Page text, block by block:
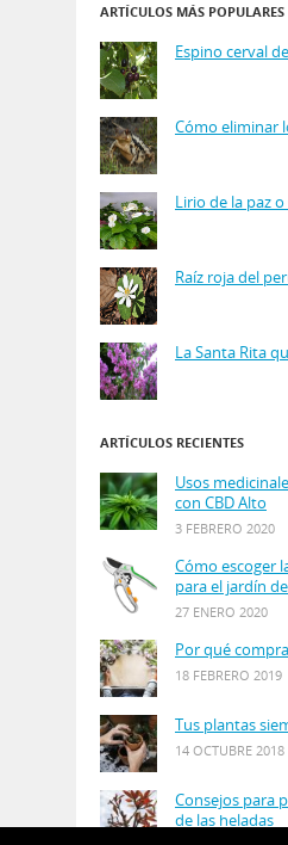
ARTÍCULOS MÁS POPULARES
Espino cerval
Cómo eliminar
Lirio de la paz
Raíz roja del
La Santa Rita
ARTÍCULOS RECIENTES
Usos
con CBD Alto
3 FEBRERO 2020
Cómo escoger
para el jardín
27 ENERO 2020
Por qué
18 FEBRERO 2019
Tus plantas
14 OCTUBRE 2018
Consejos para
de las heladas